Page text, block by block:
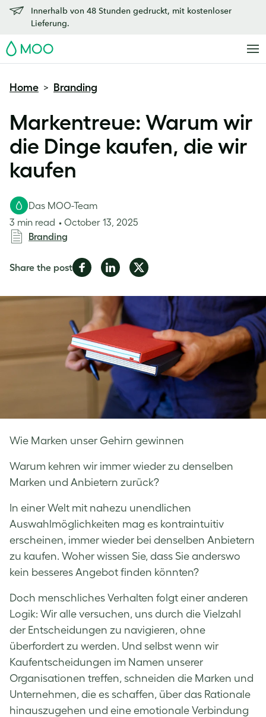
Innerhalb von 48 Stunden gedruckt, mit kostenloser
Lieferung.
MOO
Home > Branding
Markentreue: Warum wir
die Dinge kaufen, die wir
kaufen
Wie Marken unser Gehirn gewinnen
Das MOO-Team
3 min read
October 13, 2025
Branding
Share the postShare
Facebook
Share
LinkedIn
Share
Twitter
Warum kehren wir immer wieder zu denselben
Marken und Anbietern zurück?
In einer Welt mit nahezu unendlichen
Auswahlmöglichkeiten mag es kontraintuitiv
erscheinen, immer wieder bei denselben Anbietern
zu kaufen. Woher wissen Sie, dass Sie anderswo
kein besseres Angebot finden könnten?
Doch menschliches Verhalten folgt einer anderen
Logik: Wir alle versuchen, uns durch die Vielzahl
der Entscheidungen zu navigieren, ohne
überfordert zu werden. Und selbst wenn wir
Kaufentscheidungen im Namen unserer
Organisationen treffen, schneiden die Marken und
Unternehmen, die es schaffen, über das Rationale
hinauszugehen und eine emotionale Verbindung